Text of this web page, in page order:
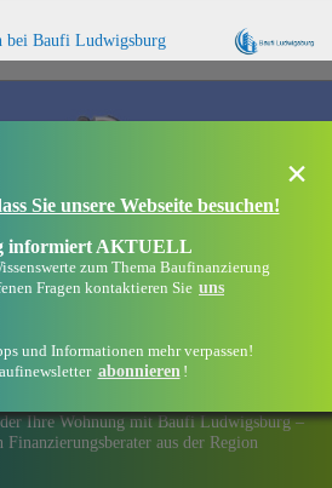
bei Baufi Ludwigsburg
Ihre Wohnung mit Baufi Ludwigsburg –
Finanzierungsberater aus der Region
×
Sie unsere Webseite besuchen!
informiert AKTUELL
zum Thema Baufinanzierung
Fragen kontaktieren Sie uns
und Informationen mehr verpassen!
abonnieren !